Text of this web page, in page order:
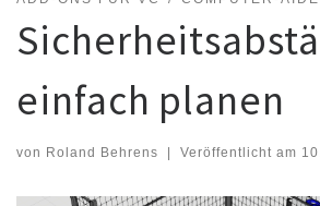
einfach planen
von Roland Behrens | Veröffentlicht am